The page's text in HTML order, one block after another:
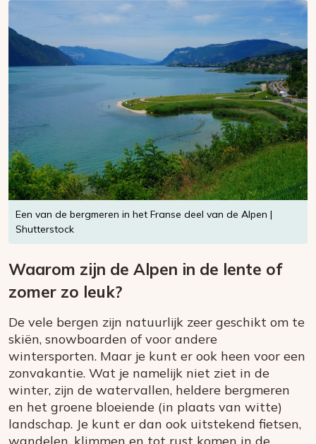
Een van de bergmeren in het Franse deel van de Alpen |
Shutterstock
Waarom zijn de Alpen in de lente of
zomer zo leuk?
De vele bergen zijn natuurlijk zeer geschikt om te
skiën, snowboarden of voor andere
wintersporten. Maar je kunt er ook heen voor een
zonvakantie. Wat je namelijk niet ziet in de
winter, zijn de watervallen, heldere bergmeren
en het groene bloeiende (in plaats van witte)
landschap. Je kunt er dan ook uitstekend fietsen,
wandelen, klimmen en tot rust komen in de